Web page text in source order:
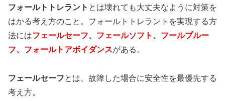
フォールトトレラント とは壊れても大丈夫なように対策を
はかる考え方のこと。フォールトトレラントを実現する方
法にはフェールセーフ、フェールソフト、フールプルー
フ、フォールトアボイダンスがある。
フェールセーフとは、故障した場合に安全性を最優先する
考え方。